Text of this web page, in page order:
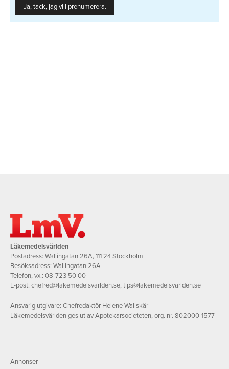
Ja, tack, jag vill prenumerera.
Läkemedelsvärlden
Postadress: Wallingatan 26A, 111 24 Stockholm
Besöksadress: Wallingatan 26A
Telefon, vx.: 08-723 50 00
E-post: chefred@lakemedelsvarlden.se,tips@lakemedelsvarlden.se
Ansvarig utgivare: Chefredaktör Helene Wallskär
Läkemedelsvärlden ges ut av Apotekarsocieteten, org. nr. 802000-1577
Annonser